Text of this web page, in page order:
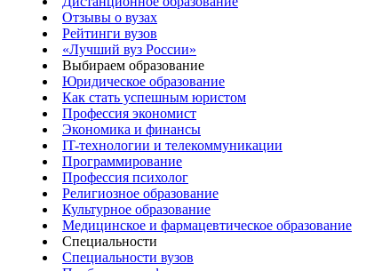
Отзывы о вузах
Рейтинги вузов
«Лучший вуз России»
Выбираем образование
Юридическое образование
Как стать успешным юристом
Профессия экономист
Экономика и финансы
IT-технологии и телекоммуникации
Программирование
Профессия психолог
Религиозное образование
Культурное образование
Медицинское и фармацевтическое образование
Специальности
Специальности вузов